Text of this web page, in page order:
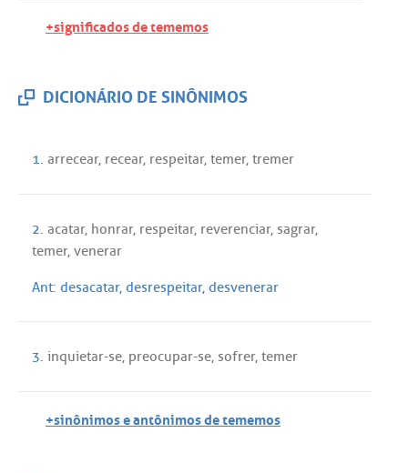
+significados de tememos
DICIONÁRIO DE SINÔNIMOS
1. arrecear, recear, respeitar, temer, tremer
2. acatar, honrar, respeitar, reverenciar, sagrar,
temer, venerar
Ant: desacatar, desrespeitar, desvenerar
3. inquietar-se, preocupar-se, sofrer, temer
+sinônimos e antônimos de tememos